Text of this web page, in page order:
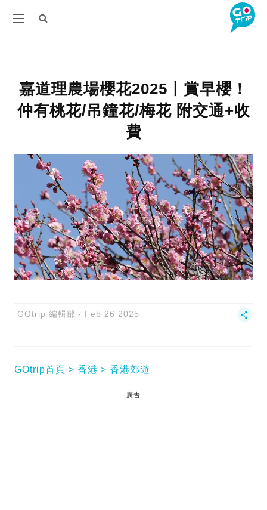
嘉道理農場櫻花2025〡賞早櫻！
仲有桃花/吊鐘花/梅花 附交通+收
費
GOtrip 編輯部 Feb 26 2025
GOtrip首頁 香港 香港郊遊
廣告